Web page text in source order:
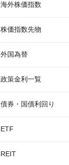
海外株価指数
株価指数先物
外国為替
政策金利一覧
債券・国債利回り
ETF
REIT